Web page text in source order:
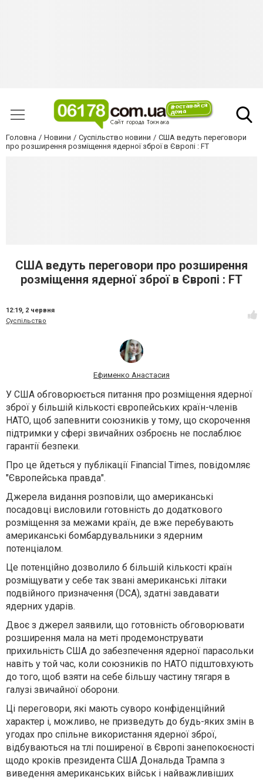
Головна Новини Суспільство новини
США ведуть переговори
про розширення розміщення ядерної зброї в Європі : FT
США ведуть переговори про розширення
розміщення ядерної зброї в Європі : FT
12:19, 2 червня
Суспільство
Ефименко Анастасия
У США обговорюється питання про розміщення ядерної
зброї у більшій кількості європейських країн-членів
НАТО, щоб запевнити союзників у тому, що скорочення
підтримки у сфері звичайних озброєнь не послаблює
гарантії безпеки.
Про це йдеться у публікації Financial Times, повідомляє
"Європейська правда".
Джерела видання розповіли, що американські
посадовці висловили готовність до додаткового
розміщення за межами країн, де вже перебувають
американські бомбардувальники з ядерним
потенціалом.
Це потенційно дозволило б більшій кількості країн
розміщувати у себе так звані американські літаки
подвійного призначення (DCA), здатні завдавати
ядерних ударів.
Двоє з джерел заявили, що готовність обговорювати
розширення мала на меті продемонструвати
прихильність США до забезпечення ядерної парасольки
навіть у той час, коли союзників по НАТО підштовхують
до того, щоб взяти на себе більшу частину тягаря в
галузі звичайної оборони.
Ці переговори, які мають суворо конфіденційний
характер і, можливо, не призведуть до будь-яких змін в
угодах про спільне використання ядерної зброї,
відбуваються на тлі поширеної в Європі занепокоєності
щодо кроків президента США Дональда Трампа з
виведення американських військ і найважливіших